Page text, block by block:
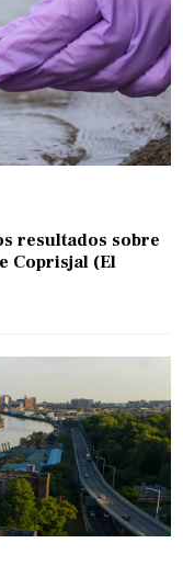
resultados sobre
Coprisjal (El